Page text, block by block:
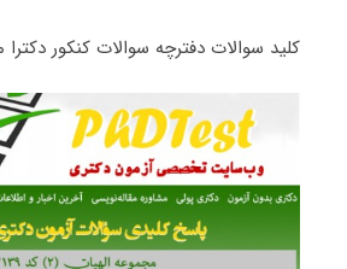
کلید سوالات دفترچه سوالات کنکور دکترا